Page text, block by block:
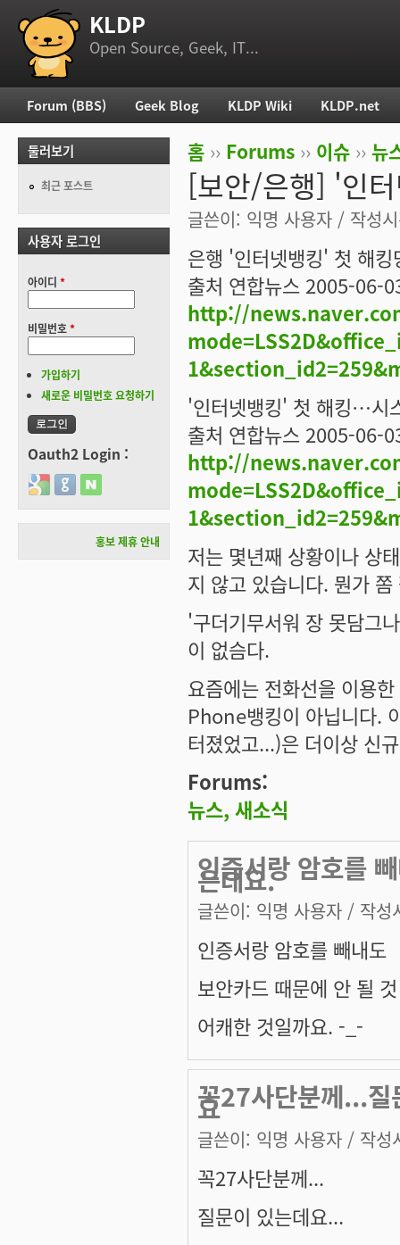
부 메뉴 KLDP
Open Source, Geek, IT...
현재 위치
홈 ›› Forums ›› 이슈 ›› 뉴
[보안/은행] '인
글쓴이: 익명 사용자 / 작성
은행 '인터넷뱅킹' 첫 해
출처 연합뉴스 2005-06-
http://
'인터넷뱅킹' 첫 해킹…시
출처 연합뉴스 2005-06-
http://
저는 몇년째 상황이나 상
지 않고 있습니다. 뭔가
'구더기무서워 장 못담그
이 없슴다.
요즘에는 전화선을 이용
Phone뱅킹이 아닙니다.
터졌었고...)은 더이상 신
Forums:
뉴스, 새소식
인증서랑 암호를
은데요.
글쓴이: 익명 사용자 / 작성
인증서랑 암호를 빼내도
보안카드 때문에 안 될
어캐한 것일까요. -_-
꼭27사단분께...질
요
글쓴이: 익명 사용자 / 작성
꼭27사단분께...
질문이 있는데요...
주 메뉴
Forum (BBS) Geek Blog KLDP Wiki KLDP.net
둘러보기
최근 포스트
사용자 로그인
아이디 *
비밀번호*
가입하기
새로운 비밀번호 요청하기
Oauth2 Login :
Login with Google
Login with GitHub
Login with Naver
홍보 제휴 안내